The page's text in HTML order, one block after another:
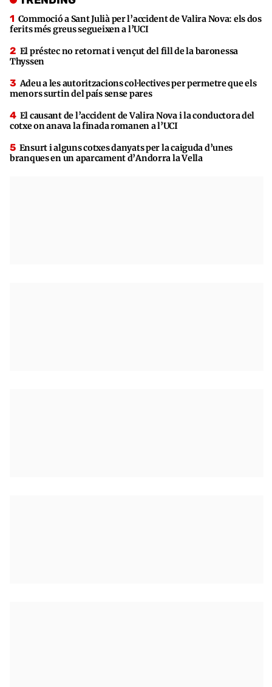
Commoció a Sant Julià per l’accident de Valira Nova: els dos
ferits més greus segueixen a l’UCI
El préstec no retornat i vençut del fill de la baronessa
Thyssen
Adeu a les autoritzacions col·lectives per permetre que els
menors surtin del país sense pares
El causant de l’accident de Valira Nova i la conductora del
cotxe on anava la finada romanen a l’UCI
Ensurt i alguns cotxes danyats per la caiguda d’unes
branques en un aparcament d’Andorra la Vella